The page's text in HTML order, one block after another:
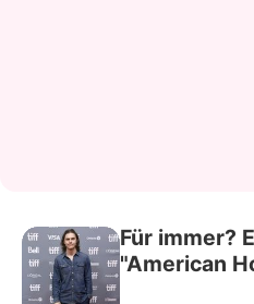
Für immer?
"American